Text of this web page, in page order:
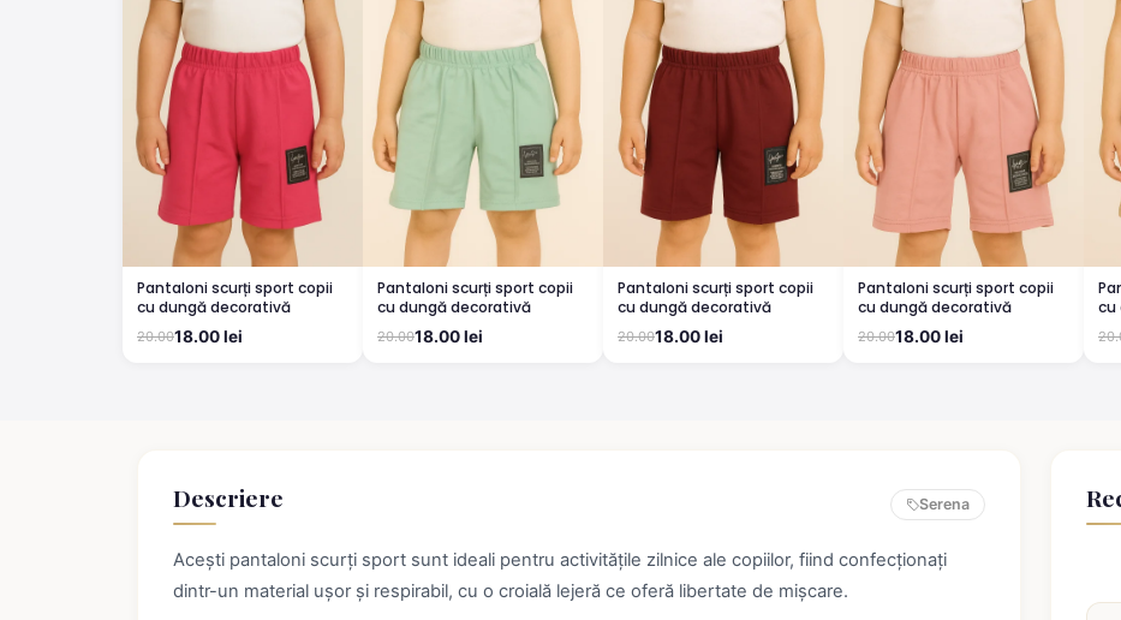
Pantaloni scurți sport copii
cu dungă decorativă
20.0018.00 lei
Pantaloni scurți sport copii
cu dungă decorativă
20.0018.00 lei
Pantaloni scurți sport copii
cu dungă decorativă
20.0018.00 lei
Pantaloni scurți sport copii
cu dungă decorativă
20.0018.00 lei
cu
Descriere Serena
Acești pantaloni scurți sport sunt ideali pentru activitățile zilnice ale copiilor, fiind confecționați
dintr-un material ușor și respirabil, cu o croială lejeră ce oferă libertate de mișcare.